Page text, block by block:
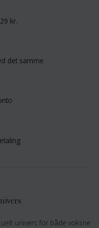
kr.
det samme
univers for både voksne